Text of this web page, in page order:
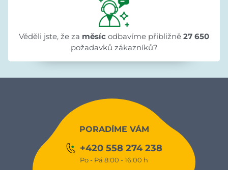
Věděli jste, že za měsíc odbavíme přibližně 27 650
požadavků zákazníků?
PORADÍME VÁM
+420 558 274 238
Po - Pá 8:00 - 16:00 h